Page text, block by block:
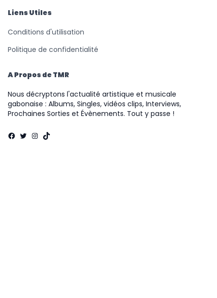
Liens Utiles
Conditions d'utilisation
Politique de confidentialité
A Propos de TMR
Nous décryptons l'actualité artistique et musicale
gabonaise : Albums, Singles, vidéos clips, Interviews,
Prochaines Sorties et Évènements. Tout y passe !
Facebook
Twitter
Instagram
TikTok